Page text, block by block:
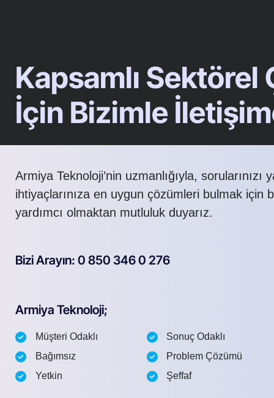
Kapsamlı Sektörel
İçin Bizimle
Armiya Teknoloji’nin uzmanlığıyla, sorularınızı
ihtiyaçlarınıza en uygun çözümleri bulmak için
yardımcı olmaktan mutluluk duyarız.
Bizi Arayın: 0 850 346 0 276
Armiya Teknoloji;
Müşteri Odaklı
Bağımsız
Yetkin
Sonuç Odaklı
Problem Çözümü
Şeffaf